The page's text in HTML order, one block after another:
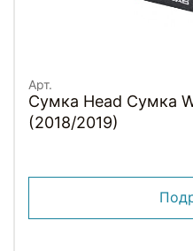
Арт.
Сумка Head Сумка
(2018/2019)